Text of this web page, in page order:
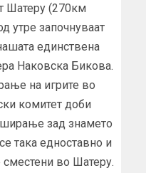
Шатеру (270км
утре започнуваат
единствена
Наковска Бикова.
на игрите во
комитет доби
зад знамето
така едноставно и
сместени во Шатеру.